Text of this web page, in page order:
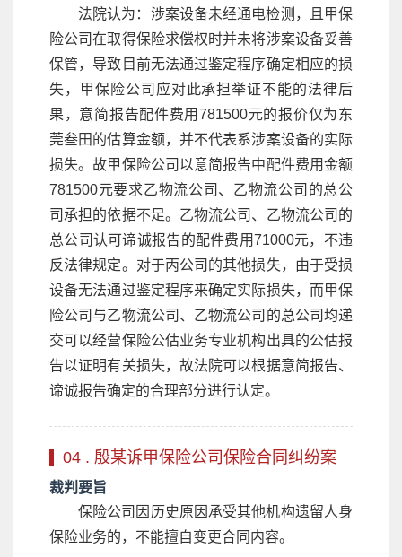
法院认为：涉案设备未经通电检测，且甲保
险公司在取得保险求偿权时并未将涉案设备妥善
保管，导致目前无法通过鉴定程序确定相应的损
失，甲保险公司应对此承担举证不能的法律后
果，意简报告配件费用781500元的报价仅为东
莞叁田的估算金额，并不代表系涉案设备的实际
损失。故甲保险公司以意简报告中配件费用金额
781500元要求乙物流公司、乙物流公司的总公
司承担的依据不足。乙物流公司、乙物流公司的
总公司认可谛诚报告的配件费用71000元，不违
反法律规定。对于丙公司的其他损失，由于受损
设备无法通过鉴定程序来确定实际损失，而甲保
险公司与乙物流公司、乙物流公司的总公司均递
交可以经营保险公估业务专业机构出具的公估报
告以证明有关损失，故法院可以根据意简报告、
谛诚报告确定的合理部分进行认定。
04 . 殷某诉甲保险公司保险合同纠纷案
裁判要旨
保险公司因历史原因承受其他机构遗留人身
保险业务的，不能擅自变更合同内容。